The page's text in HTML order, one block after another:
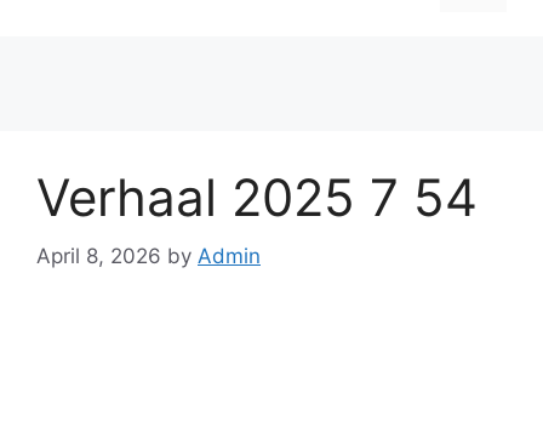
Verhaal 2025 7 54
April 8, 2026 by Admin